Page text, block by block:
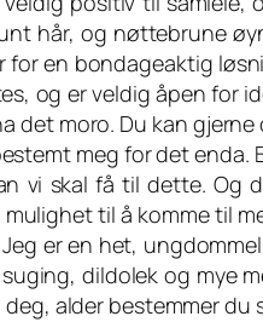
hår, og nøttebrune
en bondageaktig
og er veldig åpen for
det moro. Du kan
meg for det
vi skal få til dette. Og
til å komme til
er en het,
dildolek og mye
alder bestemmer du